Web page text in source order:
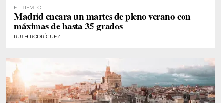
EL TIEMPO
Madrid encara un martes de pleno verano con
máximas de hasta 35 grados
RUTH RODRÍGUEZ